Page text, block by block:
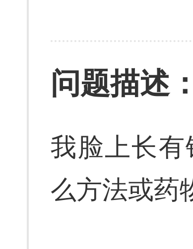
问题描述：
我脸上长
么方法或药